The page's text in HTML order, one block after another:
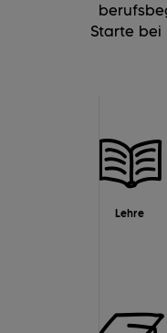
Starte bei
Lehre